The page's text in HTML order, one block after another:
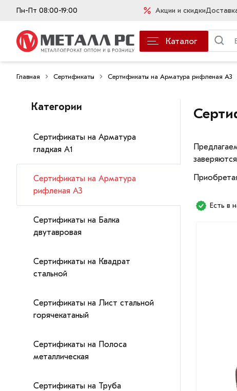
Пн-Пт 08:00-19:00 Акции и скидки
Каталог
Главная Сертификаты Сертификаты на Арматура рифленая А3
Категории
Сертификаты на Арматура
гладкая А1
Сертификаты на Арматура
рифленая А3
Сертификаты на Балка
двутавровая
Сертификаты на Квадрат
стальной
Сертификаты на Лист стальной
горячекатаный
Сертификаты на Полоса
металлическая
Сертификаты на Труба
Есть в